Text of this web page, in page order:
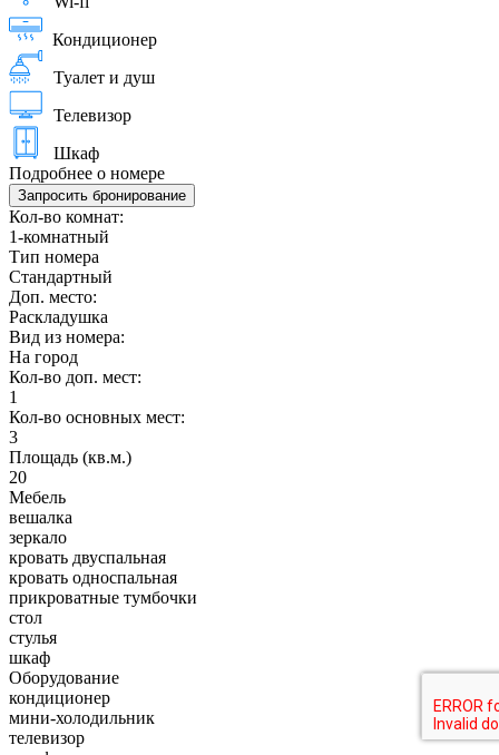
Кондиционер
Туалет и душ
Телевизор
Шкаф
Подробнее о номере
Запросить бронирование
Кол-во комнат:
1-комнатный
Тип номера
Стандартный
Доп. место:
Раскладушка
Вид из номера:
На город
Кол-во доп. мест:
1
Кол-во основных мест:
3
Площадь (кв.м.)
20
Мебель
вешалка
зеркало
кровать двуспальная
кровать односпальная
прикроватные тумбочки
стол
стулья
шкаф
Оборудование
кондиционер
мини-холодильник
телевизор